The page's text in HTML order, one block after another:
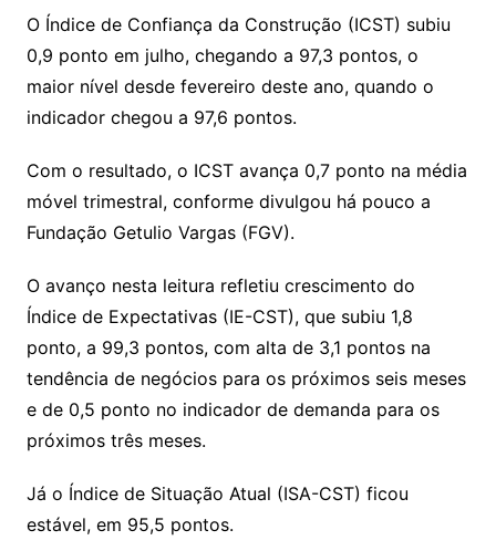
y
Li
n
k
s
A
p
p
gr
a
m
e
dI
n
l
gl
Cl
s
sr
s
s
a
e
lo
o
k.
o
m
y
p
e
h
o
o
M
ai
l
e
a
d
ai
l
ar
e
O Índice de Confiança da Construção (ICST) subiu
0,9 ponto em julho, chegando a 97,3 pontos, o
maior nível desde fevereiro deste ano, quando o
indicador chegou a 97,6 pontos.
Com o resultado, o ICST avança 0,7 ponto na média
móvel trimestral, conforme divulgou há pouco a
Fundação Getulio Vargas (FGV).
O avanço nesta leitura refletiu crescimento do
Índice de Expectativas (IE-CST), que subiu 1,8
ponto, a 99,3 pontos, com alta de 3,1 pontos na
tendência de negócios para os próximos seis meses
e de 0,5 ponto no indicador de demanda para os
próximos três meses.
Já o Índice de Situação Atual (ISA-CST) ficou
estável, em 95,5 pontos.